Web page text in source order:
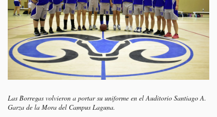
Las Borregas volvieron a portar su uniforme en el Auditorio Santiago A.
Garza de la Mora del Campus Laguna.